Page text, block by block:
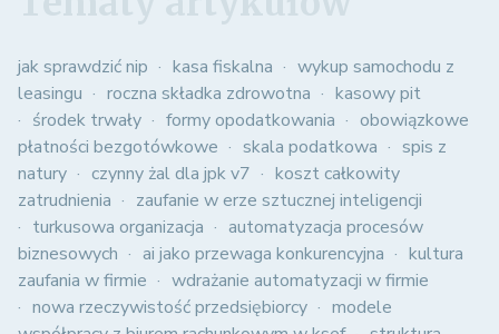
jak sprawdzić nip kasa fiskalna
wykup samochodu z
leasingu
roczna składka zdrowotna
kasowy pit
środek trwały
formy opodatkowania
obowiązkowe
płatności bezgotówkowe
skala podatkowa
spis z
natury
czynny żal dla jpk v7
koszt całkowity
zatrudnienia
zaufanie w erze sztucznej inteligencji
turkusowa organizacja
automatyzacja procesów
biznesowych
ai jako przewaga konkurencyjna
kultura
zaufania w firmie
wdrażanie automatyzacji w firmie
nowa rzeczywistość przedsiębiorcy
modele